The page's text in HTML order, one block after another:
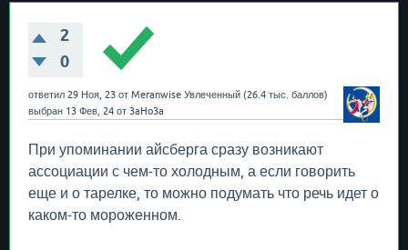
2
0
ответил 29 Ноя, 23 от Meranwise Увлеченный (26.4 тыс. баллов)
выбран 13 Фев, 24 от 3aHo3a
При упоминании айсберга сразу возникают
ассоциации с чем-то холодным, а если говорить
еще и о тарелке, то можно подумать что речь идет о
каком-то мороженном.